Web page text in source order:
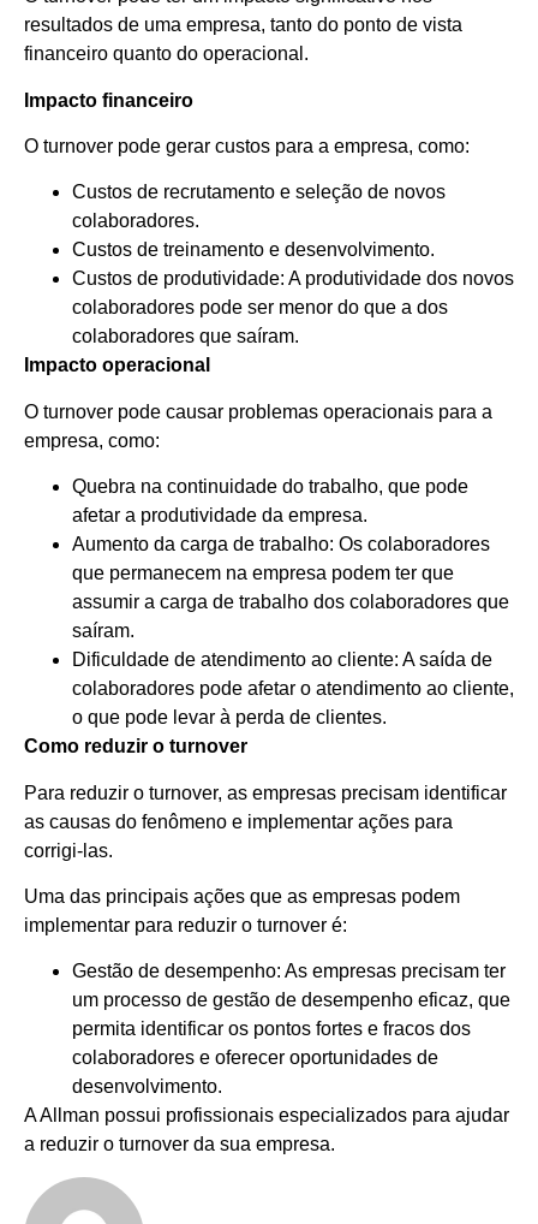
resultados de uma empresa, tanto do ponto de vista
financeiro quanto do operacional.
Impacto financeiro
O turnover pode gerar custos para a empresa, como:
Custos de recrutamento e seleção de novos
colaboradores.
Custos de treinamento e desenvolvimento.
Custos de produtividade: A produtividade dos novos
colaboradores pode ser menor do que a dos
colaboradores que saíram.
Impacto operacional
O turnover pode causar problemas operacionais para a
empresa, como:
Quebra na continuidade do trabalho, que pode
afetar a produtividade da empresa.
Aumento da carga de trabalho: Os colaboradores
que permanecem na empresa podem ter que
assumir a carga de trabalho dos colaboradores que
saíram.
Dificuldade de atendimento ao cliente: A saída de
colaboradores pode afetar o atendimento ao cliente,
o que pode levar à perda de clientes.
Como reduzir o turnover
Para reduzir o turnover, as empresas precisam identificar
as causas do fenômeno e implementar ações para
corrigi-las.
Uma das principais ações que as empresas podem
implementar para reduzir o turnover é:
Gestão de desempenho: As empresas precisam ter
um processo de gestão de desempenho eficaz, que
permita identificar os pontos fortes e fracos dos
colaboradores e oferecer oportunidades de
desenvolvimento.
A Allman possui profissionais especializados para ajudar
a reduzir o turnover da sua empresa.